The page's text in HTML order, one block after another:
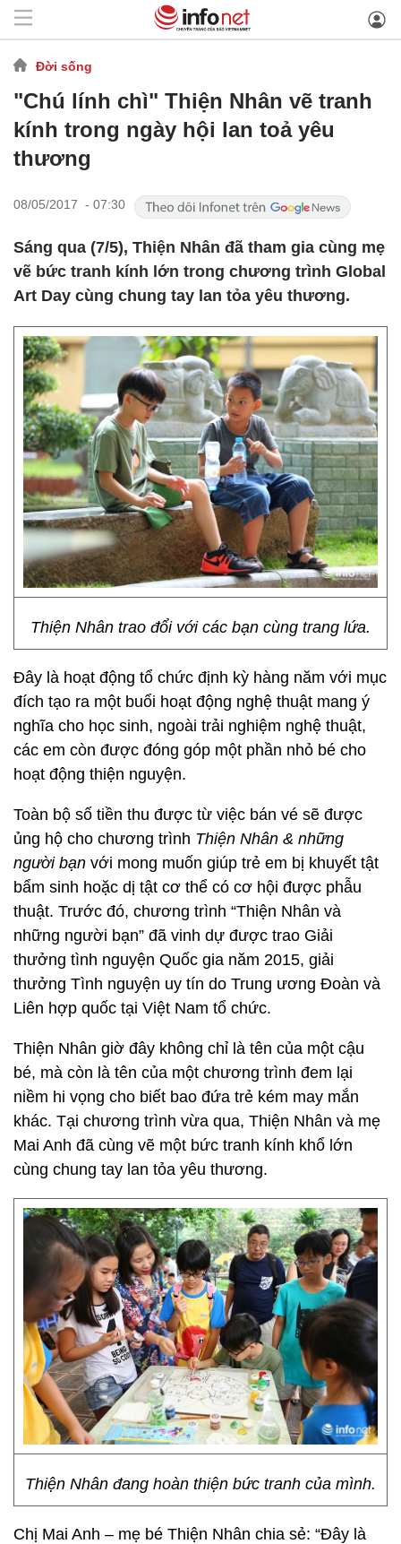
Đời sống
"Chú lính chì" Thiện Nhân vẽ tranh
kính trong ngày hội lan toả yêu
thương
08/05/2017 - 07:30
Sáng qua (7/5), Thiện Nhân đã tham gia cùng mẹ
vẽ bức tranh kính lớn trong chương trình Global
Art Day cùng chung tay lan tỏa yêu thương.
Thiện Nhân trao đổi với các bạn cùng trang lứa.
Đây là hoạt động tổ chức định kỳ hàng năm với mục
đích tạo ra một buổi hoạt động nghệ thuật mang ý
nghĩa cho học sinh, ngoài trải nghiệm nghệ thuật,
các em còn được đóng góp một phần nhỏ bé cho
hoạt động thiện nguyện.
Toàn bộ số tiền thu được từ việc bán vé sẽ được
ủng hộ cho chương trình Thiện Nhân & những
người bạn với mong muốn giúp trẻ em bị khuyết tật
bẩm sinh hoặc dị tật cơ thể có cơ hội được phẫu
thuật. Trước đó, chương trình “Thiện Nhân và
những người bạn” đã vinh dự được trao Giải
thưởng tình nguyện Quốc gia năm 2015, giải
thưởng Tình nguyện uy tín do Trung ương Đoàn và
Liên hợp quốc tại Việt Nam tổ chức.
Thiện Nhân giờ đây không chỉ là tên của một cậu
bé, mà còn là tên của một chương trình đem lại
niềm hi vọng cho biết bao đứa trẻ kém may mắn
khác. Tại chương trình vừa qua, Thiện Nhân và mẹ
Mai Anh đã cùng vẽ một bức tranh kính khổ lớn
cùng chung tay lan tỏa yêu thương.
Thiện Nhân đang hoàn thiện bức tranh của mình.
Chị Mai Anh – mẹ bé Thiện Nhân chia sẻ: “Đây là